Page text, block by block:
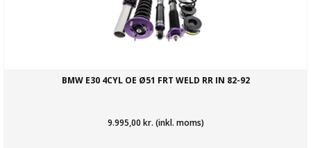
BMW E30 4CYL OE Ø51 FRT WELD RR IN 82-92
9.995,00 kr. (inkl. moms)